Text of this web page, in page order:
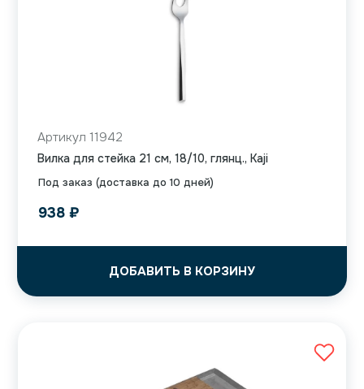
Под заказ (доставка до 10 дней)
Артикул 11942
Вилка для стейка 21 см, 18/10, глянц., Kaji
938 ₽
ДОБАВИТЬ В КОРЗИНУ